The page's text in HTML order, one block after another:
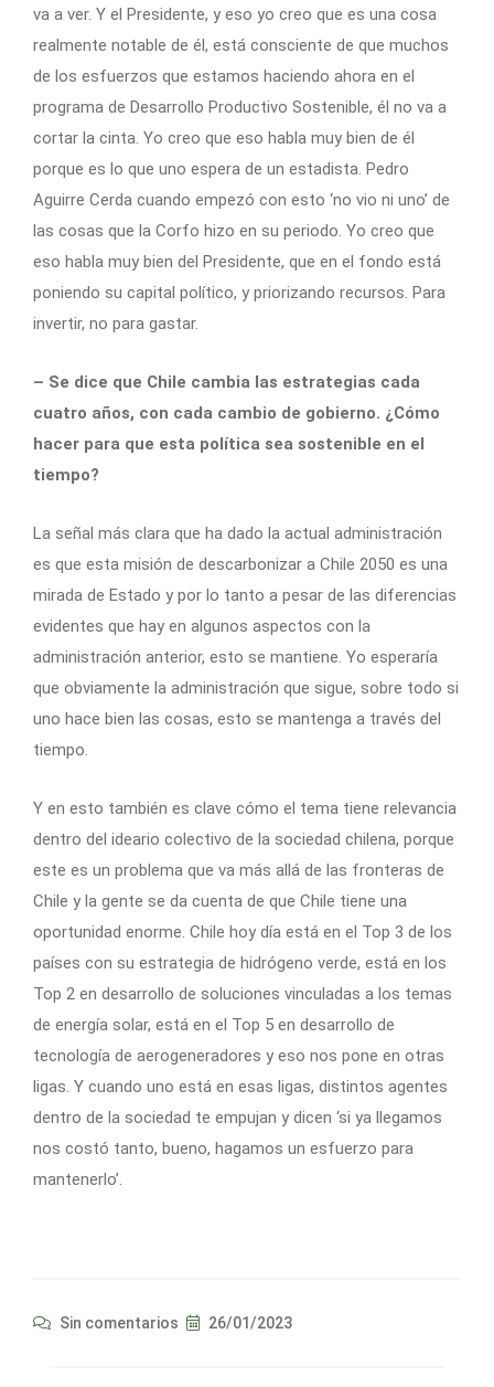
va a ver. Y el Presidente, y eso yo creo que es una cosa
realmente notable de él, está consciente de que muchos
de los esfuerzos que estamos haciendo ahora en el
programa de Desarrollo Productivo Sostenible, él no va a
cortar la cinta. Yo creo que eso habla muy bien de él
porque es lo que uno espera de un estadista. Pedro
Aguirre Cerda cuando empezó con esto ‘no vio ni uno’ de
las cosas que la Corfo hizo en su periodo. Yo creo que
eso habla muy bien del Presidente, que en el fondo está
poniendo su capital político, y priorizando recursos. Para
invertir, no para gastar.
– Se dice que Chile cambia las estrategias cada
cuatro años, con cada cambio de gobierno. ¿Cómo
hacer para que esta política sea sostenible en el
tiempo?
La señal más clara que ha dado la actual administración
es que esta misión de descarbonizar a Chile 2050 es una
mirada de Estado y por lo tanto a pesar de las diferencias
evidentes que hay en algunos aspectos con la
administración anterior, esto se mantiene. Yo esperaría
que obviamente la administración que sigue, sobre todo si
uno hace bien las cosas, esto se mantenga a través del
tiempo.
Y en esto también es clave cómo el tema tiene relevancia
dentro del ideario colectivo de la sociedad chilena, porque
este es un problema que va más allá de las fronteras de
Chile y la gente se da cuenta de que Chile tiene una
oportunidad enorme. Chile hoy día está en el Top 3 de los
países con su estrategia de hidrógeno verde, está en los
Top 2 en desarrollo de soluciones vinculadas a los temas
de energía solar, está en el Top 5 en desarrollo de
tecnología de aerogeneradores y eso nos pone en otras
ligas. Y cuando uno está en esas ligas, distintos agentes
dentro de la sociedad te empujan y dicen ‘si ya llegamos
nos costó tanto, bueno, hagamos un esfuerzo para
mantenerlo’.
Sin comentarios 26/01/2023